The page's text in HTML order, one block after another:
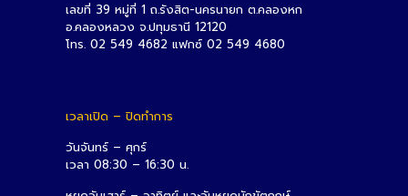
เลขที่ 39 หมู่ที่ 1 ถ.รังสิต-นครนายก ต.คลองหก
อ.คลองหลวง จ.ปทุมธานี 12120
โทร. 02 549 4682 แฟกซ์ 02 549 4680
เวลาเปิด – ปิดทำการ
วันจันทร์ – ศุกร์
เวลา 08:30 – 16:30 น.